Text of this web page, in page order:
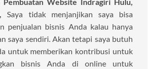
Saya tidak menjanjikan saya bisa
penjualan bisnis Anda kalau hanya
saya sendiri. Akan tetapi saya butuh
untuk memberikan kontribusi untuk
bisnis Anda di online untuk